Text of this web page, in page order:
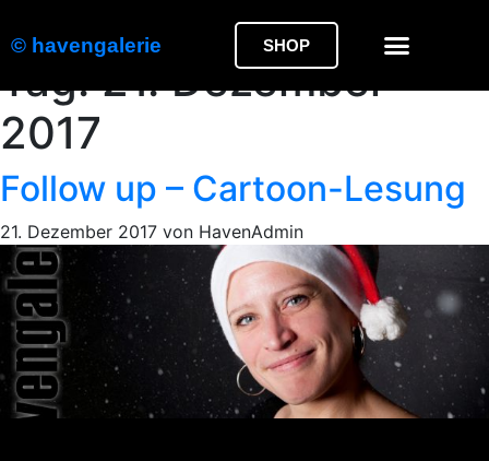
© havengalerie SHOP
Tag:21. Dezember
2017
Follow up – Cartoon-Lesung
21. Dezember 2017 von HavenAdmin